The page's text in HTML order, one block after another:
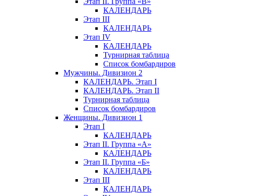
КАЛЕНДАРЬ
Этап III
КАЛЕНДАРЬ
Этап IV
КАЛЕНДАРЬ
Турнирная таблица
Список бомбардиров
Мужчины. Дивизион 2
КАЛЕНДАРЬ. Этап I
КАЛЕНДАРЬ. Этап II
Турнирная таблица
Список бомбардиров
Женщины. Дивизион 1
Этап I
КАЛЕНДАРЬ
Этап II. Группа «А»
КАЛЕНДАРЬ
Этап II. Группа «Б»
КАЛЕНДАРЬ
Этап III
КАЛЕНДАРЬ